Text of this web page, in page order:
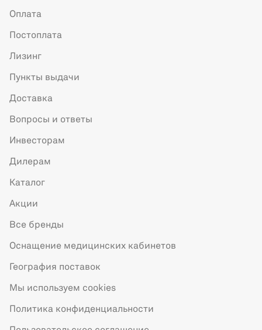
Оплата
Постоплата
Лизинг
Пункты выдачи
Доставка
Вопросы и ответы
Инвесторам
Дилерам
Каталог
Акции
Все бренды
Оснащение медицинских кабинетов
География поставок
Мы используем cookies
Политика конфиденциальности